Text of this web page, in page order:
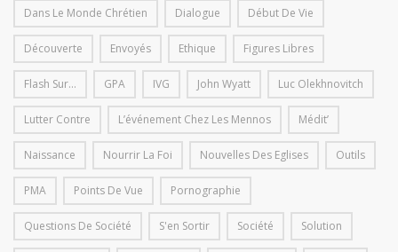
Dans Le Monde Chrétien Dialogue Début De Vie
Découverte Envoyés Ethique Figures Libres
Flash Sur... GPA IVG John Wyatt Luc Olekhnovitch
Lutter Contre L’événement Chez Les Mennos Médit’
Naissance Nourrir La Foi Nouvelles Des Eglises Outils
PMA Points De Vue Pornographie
Questions De Société S'en Sortir Société Solution